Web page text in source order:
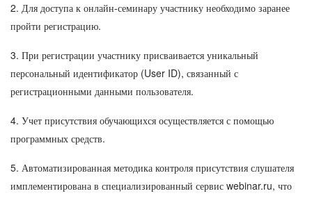
2. Для доступа к онлайн-семинару участнику необходимо заранее
пройти регистрацию.
3. При регистрации участнику присваивается уникальный
персональный идентификатор (User ID), связанный с
регистрационными данными пользователя.
4. Учет присутствия обучающихся осуществляется с помощью
программных средств.
5. Автоматизированная методика контроля присутствия слушателя
имплементирована в специализированный сервис webinar.ru, что